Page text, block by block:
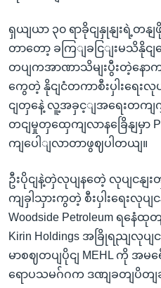
ရှယျယာ ၃၀ ရာခိုငျနှုနျးရဲ့
တာတော့ ခကြျခငြျးမသိနိုငျသ
တပျကအာဏာသိမျးပွီးတဲ့နောကျ
ကွေတဲ့ နိုငျငံတကာစီးပှါးရေးလု
ငျတှနေဲ့ လူ့အခှင့ျအရေးတကျ
တငျမှုတှထှေကျလာနခြေိနျမှ
ကျပေါျလာတာဖွဈပါတယျ။
ဦးပိုငျနဲ့တှဲလုပျနတေဲ့ လုပျငနျ
ကျခှါသှားကွတဲ့ စီးပှါးရေးလုပ
Woodside Petroleum ရနေံ
Kirin Holdings အခြိုရညျလုပျ
မာစဈတပျပိုငျ MEHL ကို အမ
ရောပသမဂ်ဂက ဒဏျခတျပိတျဆို့